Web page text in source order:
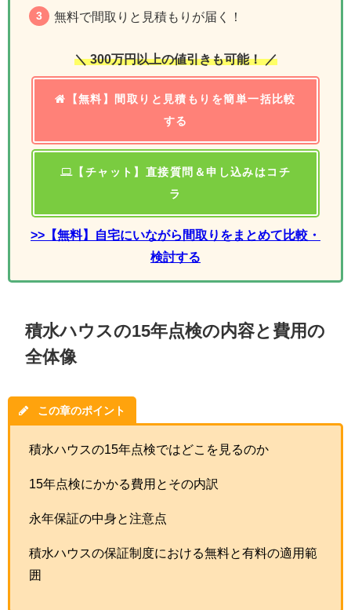
無料で間取りと見積もりが届く！
＼ 300万円以上の値引きも可能！ ／
【無料】間取りと見積もりを簡単一括比較
する
【チャット】直接質問＆申し込みはコチ
ラ
>>【無料】自宅にいながら間取りをまとめて比較・
検討する
積水ハウスの15年点検の内容と費用の
全体像
この章のポイント
積水ハウスの15年点検ではどこを見るのか
15年点検にかかる費用とその内訳
永年保証の中身と注意点
積水ハウスの保証制度における無料と有料の適用範
囲